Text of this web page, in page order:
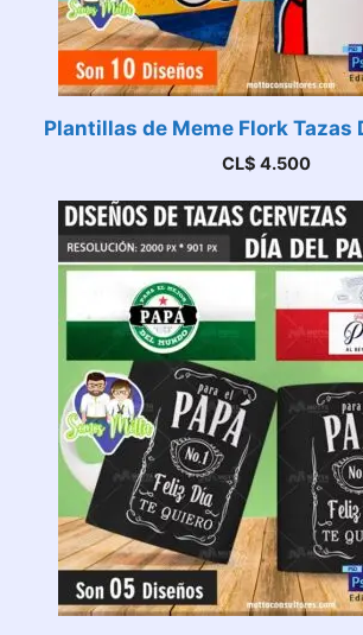
Plantillas de Meme Flork Tazas
CL$ 4.500